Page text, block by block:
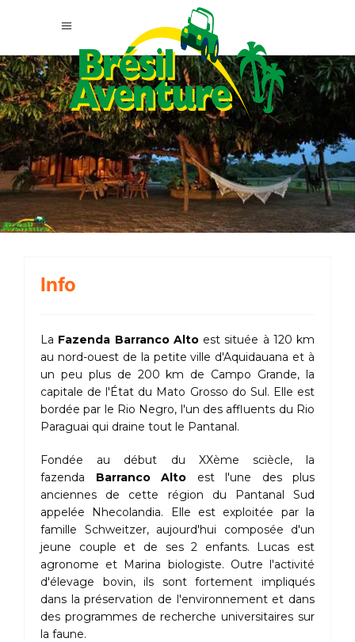
Info
La Fazenda Barranco Altoest située à 120 km
au nord-ouest de la petite ville d'Aquidauana et à
un peu plus de 200 km de Campo Grande, la
capitale de l'État du Mato Grosso do Sul. Elle est
bordée par le Rio Negro, l'un des affluents du Rio
Paraguai qui draine tout le Pantanal.
Fondée au début du XXème sciècle, la
fazenda Barranco Alto est l'une des plus
anciennes de cette région du Pantanal Sud
appelée Nhecolandia. Elle est exploitée par la
famille Schweitzer, aujourd'hui composée d'un
jeune couple et de ses 2 enfants. Lucas est
agronome et Marina biologiste. Outre l'activité
d'élevage bovin, ils sont fortement impliqués
dans la préservation de l'environnement et dans
des programmes de recherche universitaires sur
la faune.